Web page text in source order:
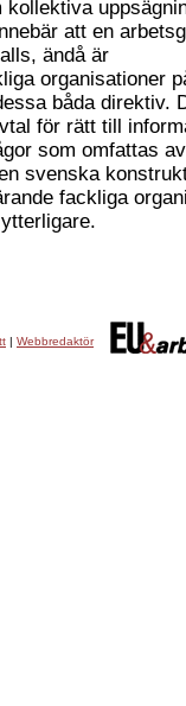
att en
ändå är
organisationer
båda direktiv.
för rätt till
som omfattas
svenska
fackliga
| Webbredaktör